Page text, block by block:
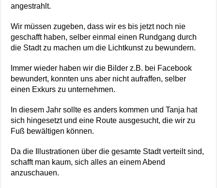
angestrahlt.
Wir müssen zugeben, dass wir es bis jetzt noch nie
geschafft haben, selber einmal einen Rundgang durch
die Stadt zu machen um die Lichtkunst zu bewundern.
Immer wieder haben wir die Bilder z.B. bei Facebook
bewundert, konnten uns aber nicht aufraffen, selber
einen Exkurs zu unternehmen.
In diesem Jahr sollte es anders kommen und Tanja hat
sich hingesetzt und eine Route ausgesucht, die wir zu
Fuß bewältigen können.
Da die Illustrationen über die gesamte Stadt verteilt sind,
schafft man kaum, sich alles an einem Abend
anzuschauen.